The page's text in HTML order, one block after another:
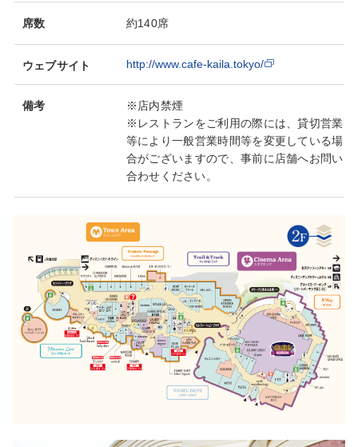
席数 約140席
ウェブサイト http://www.cafe-kaila.tokyo/
備考
※店内禁煙
※レストランをご利用の際には、貸切営業
等により一般営業時間等を変更している場
合がございますので、事前に店舗へお問い
合わせください。